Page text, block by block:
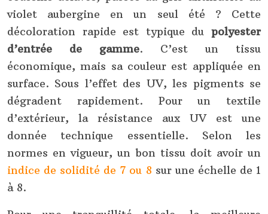
violet aubergine en un seul été ? Cette
décoloration rapide est typique du polyester
d’entrée de gamme. C’est un tissu
économique, mais sa couleur est appliquée en
surface. Sous l’effet des UV, les pigments se
dégradent rapidement. Pour un textile
d’extérieur, la résistance aux UV est une
donnée technique essentielle. Selon les
normes en vigueur, un bon tissu doit avoir un
indice de solidité de 7 ou 8 sur une échelle de 1
à 8.